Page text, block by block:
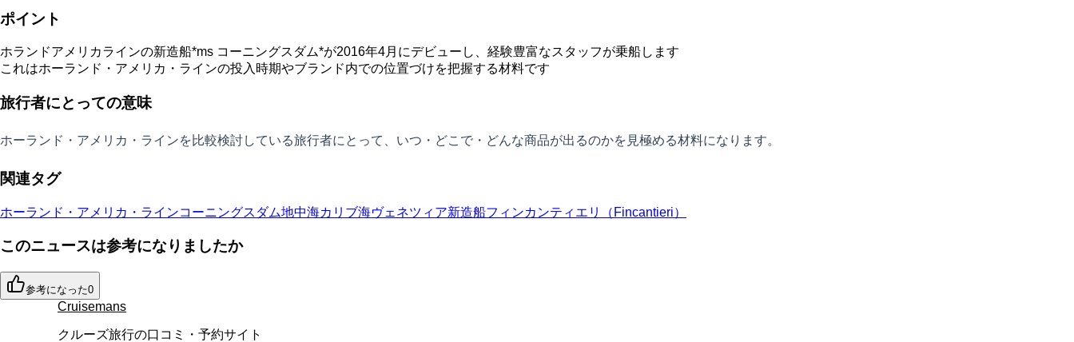
ポイント
ホランドアメリカラインの新造船*ms コーニングスダム*が2016年4月にデビューし、経験豊富なスタッフが乗船します
これはホーランド・アメリカ・ラインの投入時期やブランド内での位置づけを把握する材料です
旅行者にとっての意味
ホーランド・アメリカ・ラインを比較検討している旅行者にとって、いつ・どこで・どんな商品が出るのかを見極める材料になります。
関連タグ
ホーランド・アメリカ・ラインコーニングスダム地中海カリブ海ヴェネツィア新造船フィンカンティエリ（Fincantieri）
このニュースは参考になりましたか
参考になった0
Cruisemans
クルーズ旅行の口コミ・予約サイト